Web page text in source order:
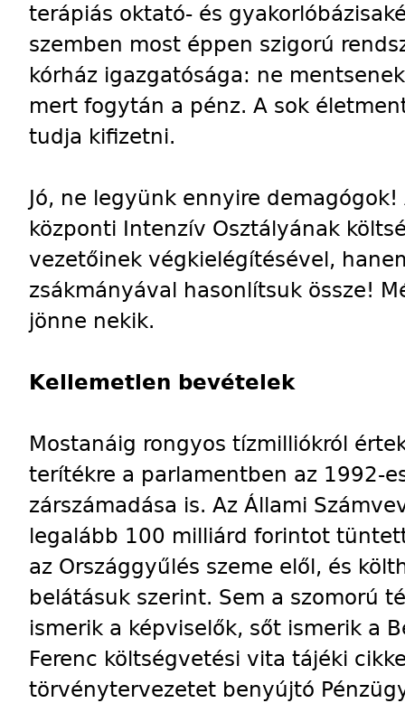
terápiás oktató- és
szemben most éppen szigorú
kórház igazgatósága: ne
mert fogytán a pénz. A sok
tudja kifizetni.
Jó, ne legyünk ennyire demagógok!
központi Intenzív Osztályának
vezetőinek végkielégítésével,
zsákmányával hasonlítsuk össze!
jönne nekik.
Kellemetlen bevételek
Mostanáig rongyos tízmilliókról
terítékre a parlamentben az 1992-
zárszámadása is. Az Állami
legalább 100 milliárd forintot
az Országgyűlés szeme elől, és
belátásuk szerint. Sem a szomorú
ismerik a képviselők, sőt ismerik a
Ferenc költségvetési vita tájéki
törvénytervezetet benyújtó